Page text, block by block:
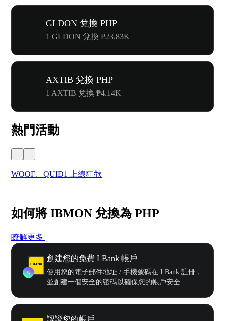
GLDON 兌換 PHP
1 GLDON 兌換 ₱23.83K
AXTIB 兌換 PHP
1 AXTIB 兌換 ₱4.14K
熱門活動
WOOF、QUID1 上線狂歡
如何將 IBMON 兌換為 PHP
瞭解更多
創建您的免費 LBank 帳戶
使用您的電子郵件地址 / 手機號碼在 LBank 註冊，
並創建一個安全的密碼以確保您的帳戶安全
認證您的帳戶